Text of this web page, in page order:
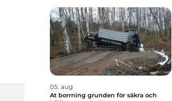
05. aug
At borrning grunden för säkra och